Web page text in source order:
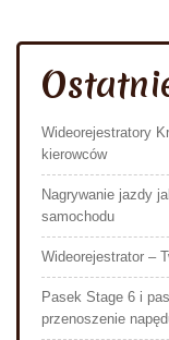
Wideorejestratory
kierowców
Nagrywanie jazdy
samochodu
Wideorejestrator –
Pasek Stage 6 i
przenoszenie